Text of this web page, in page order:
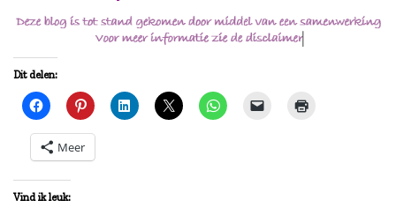
Dit delen:
Meer
Vind ik leuk: